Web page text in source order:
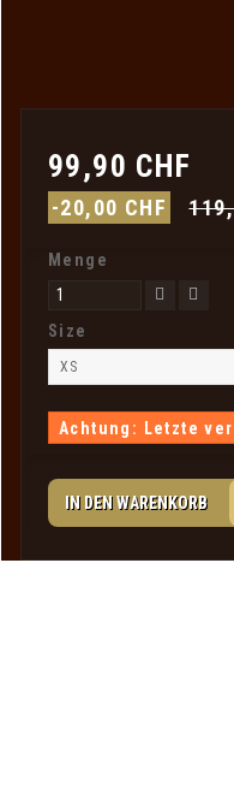
99,90 CHF
-20,00 CHF
Menge
Size
XS
Achtung: Letzte
IN DEN WARENKORB